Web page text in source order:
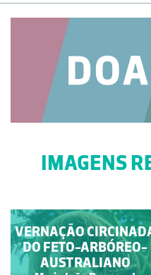
IMAGENS
BÁCULO
Rubim Manuel Almeida da
VERNAÇÃO
DO FETO-ARBÓREO-
AUSTRALIANO